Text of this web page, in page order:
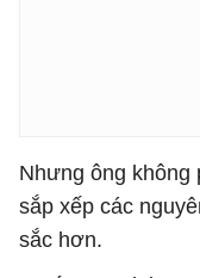
Nhưng ông không
sắp xếp các
sắc hơn.